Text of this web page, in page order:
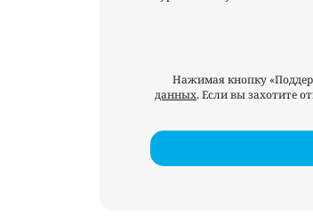
Нажимая кнопку
данных. Если вы захотите